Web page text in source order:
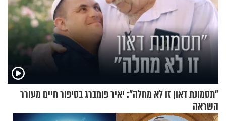
"תסמונת דאון זו לא מחלה": יאיר פומברג בסיפור חיים מעורר
השראה